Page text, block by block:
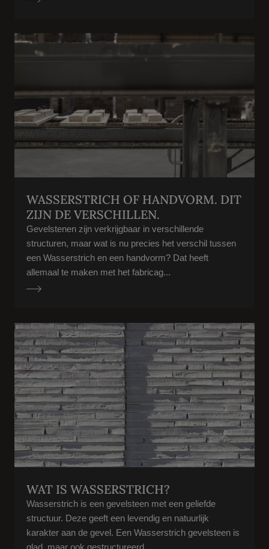
WASSERSTRICH OF HANDVORM. DIT
ZIJN DE VERSCHILLEN.
Gevelstenen zijn verkrijgbaar in verschillende
structuren, maar wat is nu precies het verschil tussen
een Wasserstrich en een handvorm? Dat heeft
allemaal te maken met het fabricag...
WAT IS WASSERSTRICH?
Wasserstrich is een gevelsteen met een geliefde
structuur. Deze geeft een levendig en natuurlijk
karakter aan de gevel. Een Wasserstrich gevelsteen is
glad, maar ook gestructureerd...